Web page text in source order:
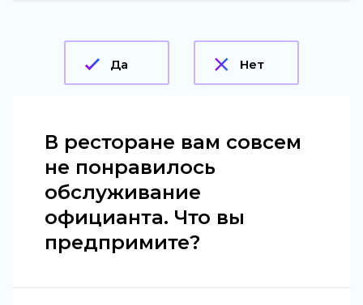
Да Нет
В ресторане вам совсем
не понравилось
обслуживание
официанта. Что вы
предпримите?